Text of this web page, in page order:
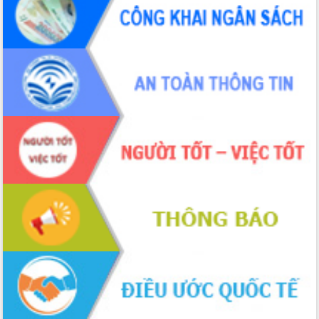
hiện nhiệm vụ quản lý tài sản công
hàng tuần
Tháo gỡ những vướng mắc, đẩy mạnh
công tác cải cách thủ tục hành chính
tại Trung tâm Phục vụ hành chính
công tỉnh
Đắk Lắk: Tôn vinh 46 giải pháp tại Hội
thi Sáng tạo Kỹ thuật 2024 - 2025
Đắk Lắk rà soát, điều chỉnh Đề án 190
về phát triển nuôi trồng thủy sản
Phó Chủ tịch UBND tỉnh Đắk Lắk
Trương Công Thái kiểm tra thực địa
Dự án cao tốc Khánh Hòa - Buôn Ma
Thuột
Định vị cà phê Việt Nam như một “di
sản sống” trong dòng chảy toàn cầu
Xây dựng nông thôn mới: Nâng cao đời
sống người dân từ những mô hình thiết
thực
Quyết liệt tháo gỡ vướng mắc, đẩy